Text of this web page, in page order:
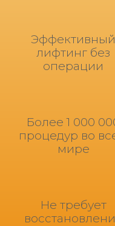
Эффективный
лифтинг без
операции
Более 1 000
процедур во
мире
Не требует